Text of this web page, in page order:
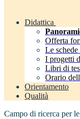
Didattica
Offerta
Le
I progetti
Libri di
Orario
Orientamento
Qualità
Campo di ricerca per